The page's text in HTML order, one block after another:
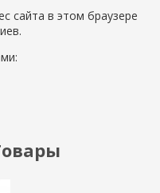
сайта в этом браузере